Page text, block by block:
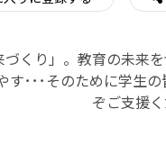
くり」。教育の未来
･･･そのために学生
ぞご支援く